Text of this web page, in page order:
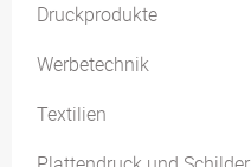
Druckprodukte
Werbetechnik
Textilien